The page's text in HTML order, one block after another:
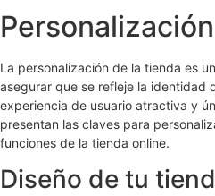
La personalización de la tienda es
asegurar que se refleje la identidad
experiencia de usuario atractiva y
presentan las claves para
funciones de la tienda online.
Diseño de tu